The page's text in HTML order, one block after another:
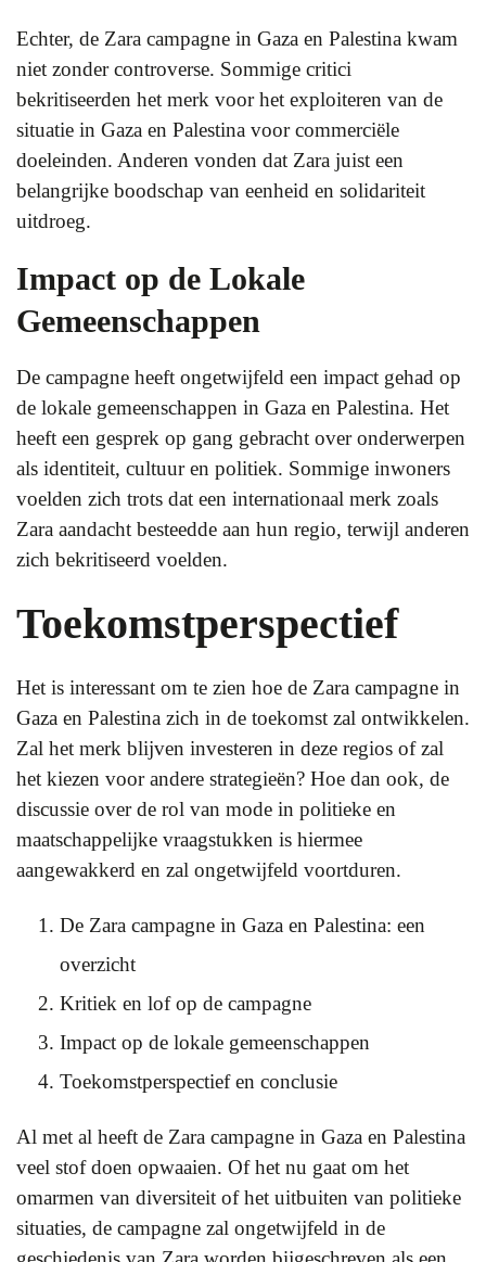
Echter, de Zara campagne in Gaza en Palestina kwam
niet zonder controverse. Sommige critici
bekritiseerden het merk voor het exploiteren van de
situatie in Gaza en Palestina voor commerciële
doeleinden. Anderen vonden dat Zara juist een
belangrijke boodschap van eenheid en solidariteit
uitdroeg.
Impact op de Lokale
Gemeenschappen
De campagne heeft ongetwijfeld een impact gehad op
de lokale gemeenschappen in Gaza en Palestina. Het
heeft een gesprek op gang gebracht over onderwerpen
als identiteit, cultuur en politiek. Sommige inwoners
voelden zich trots dat een internationaal merk zoals
Zara aandacht besteedde aan hun regio, terwijl anderen
zich bekritiseerd voelden.
Toekomstperspectief
Het is interessant om te zien hoe de Zara campagne in
Gaza en Palestina zich in de toekomst zal ontwikkelen.
Zal het merk blijven investeren in deze regios of zal
het kiezen voor andere strategieën? Hoe dan ook, de
discussie over de rol van mode in politieke en
maatschappelijke vraagstukken is hiermee
aangewakkerd en zal ongetwijfeld voortduren.
De Zara campagne in Gaza en Palestina: een
overzicht
Kritiek en lof op de campagne
Impact op de lokale gemeenschappen
Toekomstperspectief en conclusie
Al met al heeft de Zara campagne in Gaza en Palestina
veel stof doen opwaaien. Of het nu gaat om het
omarmen van diversiteit of het uitbuiten van politieke
situaties, de campagne zal ongetwijfeld in de